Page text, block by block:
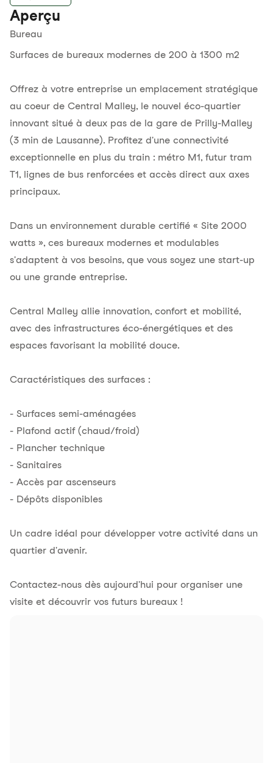
Aperçu
Bureau
Surfaces de bureaux modernes de 200 à 1300 m2
Offrez à votre entreprise un emplacement stratégique
au coeur de Central Malley, le nouvel éco-quartier
innovant situé à deux pas de la gare de Prilly-Malley
(3 min de Lausanne). Profitez d'une connectivité
exceptionnelle en plus du train : métro M1, futur tram
T1, lignes de bus renforcées et accès direct aux axes
principaux.
Dans un environnement durable certifié « Site 2000
watts », ces bureaux modernes et modulables
s'adaptent à vos besoins, que vous soyez une start-up
ou une grande entreprise.
Central Malley allie innovation, confort et mobilité,
avec des infrastructures éco-énergétiques et des
espaces favorisant la mobilité douce.
Caractéristiques des surfaces :
- Surfaces semi-aménagées
- Plafond actif (chaud/froid)
- Plancher technique
- Sanitaires
- Accès par ascenseurs
- Dépôts disponibles
Un cadre idéal pour développer votre activité dans un
quartier d'avenir.
Contactez-nous dès aujourd'hui pour organiser une
visite et découvrir vos futurs bureaux !